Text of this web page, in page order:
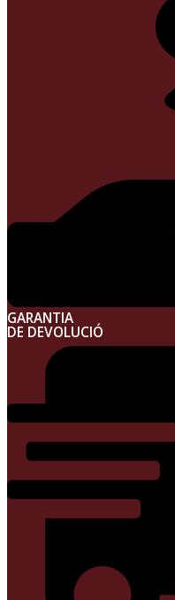
GARANTIA
DE DEVOLUCIÓ